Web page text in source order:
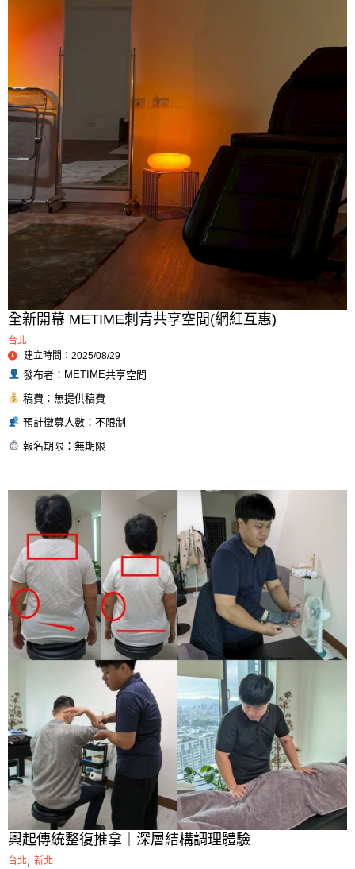
全新開幕 METIME刺青共享空間(網紅互惠)
台北
建立時間：2025/08/29
發布者：METIME共享空間
稿費：無提供稿費
預計徵募人數：不限制
報名期限：無期限
興起傳統整復推拿｜深層結構調理體驗
台北, 新北